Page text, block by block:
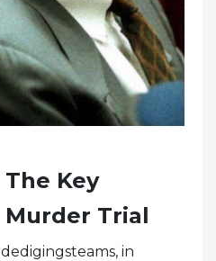
The Key
Murder Trial
in